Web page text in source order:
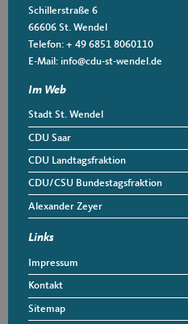
Schillerstraße 6
66606 St. Wendel
Telefon:+ 49 6851 8060110
E-Mail: info@cdu-st-wendel.de
Im Web
Stadt St. Wendel
CDU Saar
CDU Landtagsfraktion
CDU/CSU Bundestagsfraktion
Alexander Zeyer
Links
Impressum
Kontakt
Sitemap